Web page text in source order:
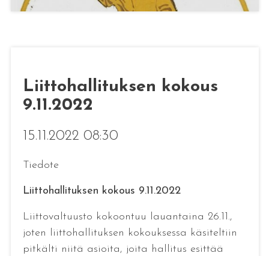
Liittohallituksen kokous
9.11.2022
15.11.2022 08:30
Tiedote
Liittohallituksen kokous 9.11.2022
Liittovaltuusto kokoontuu lauantaina 26.11.,
joten liittohallituksen kokouksessa käsiteltiin
pitkälti niitä asioita, joita hallitus esittää